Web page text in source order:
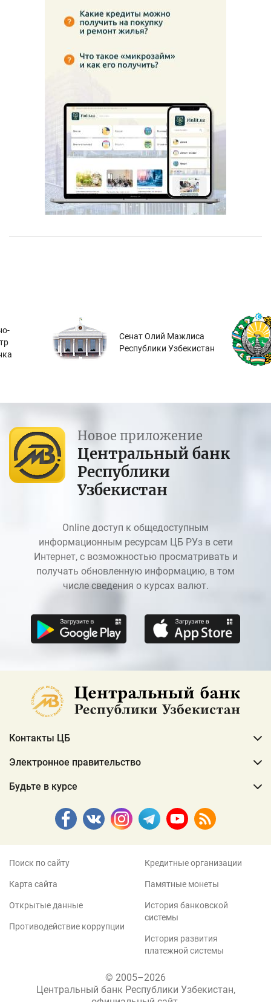
Сенат Олий Мажлиса
Республики Узбекистан
Новое приложение
Центральный банк
Республики
Узбекистан
Online доступ к общедоступным
информационным ресурсам ЦБ РУз в сети
Интернет, с возможностью просматривать и
получать обновленную информацию, в том
числе сведения о курсах валют.
Контакты ЦБ
Электронное правительство
Будьте в курсе
Поиск по сайту
Карта сайта
Открытые данные
Противодействие коррупции
Кредитные организации
Памятные монеты
История банковской
системы
История развития
платежной системы
© 2005–2026
Центральный банк Республики Узбекистан,